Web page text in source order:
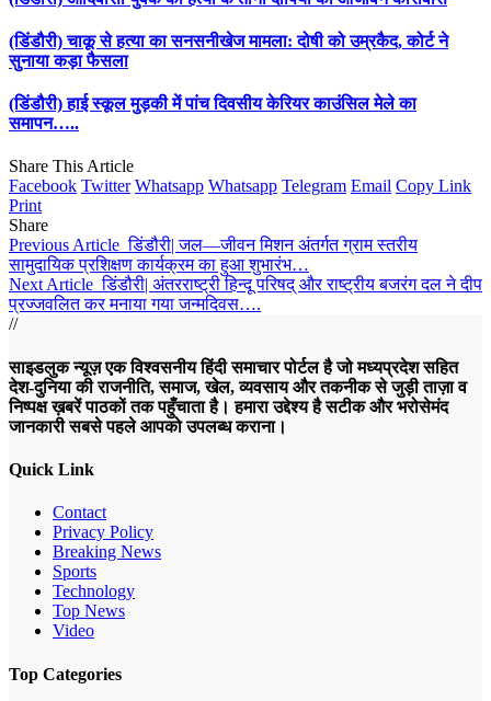
(डिंडौरी) चाकू से हत्या का सनसनीखेज मामला: दोषी को उम्रकैद, कोर्ट ने
सुनाया कड़ा फैसला
(डिंडौरी) हाई स्कूल मुड़की में पांच दिवसीय केरियर काउंसिल मेले का
समापन…..
Share This Article
Facebook Twitter Whatsapp Whatsapp Telegram Email Copy Link
Print
Share
Previous Article डिंडौरी| जल—जीवन मिशन अंतर्गत ग्राम स्तरीय
सामुदायिक प्रशिक्षण कार्यक्रम का हुआ शुभारंभ…
Next Article डिंडौरी| अंतरराष्ट्री हिन्दू परिषद् और राष्ट्रीय बजरंग दल ने दीप
प्रज्जवलित कर मनाया गया जन्मदिवस….
//
साइडलुक न्यूज़ एक विश्वसनीय हिंदी समाचार पोर्टल है जो मध्यप्रदेश सहित
देश-दुनिया की राजनीति, समाज, खेल, व्यवसाय और तकनीक से जुड़ी ताज़ा व
निष्पक्ष ख़बरें पाठकों तक पहुँचाता है। हमारा उद्देश्य है सटीक और भरोसेमंद
जानकारी सबसे पहले आपको उपलब्ध कराना।
Quick Link
Contact
Privacy Policy
Breaking News
Sports
Technology
Top News
Video
Top Categories